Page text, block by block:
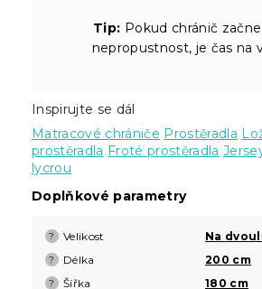
Tip: Pokud chránič
nepropustnost, je čas na
Inspirujte se dál
Matracové chrániče Prostěradla
prostěradla Froté prostěradla
lycrou
Doplňkové parametry
? Velikost Na
? Délka 200 cm
? Šířka 180 cm